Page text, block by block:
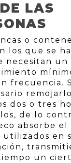
LAS
o
los que se
necesitan un
frecuencia.
dos o tres
de lo
absorbe el
utilizados en
un